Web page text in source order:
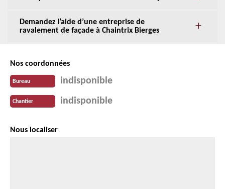
Demandez l’aide d’une entreprise de
ravalement de façade à Chaintrix Bierges
Nos coordonnées
Bureau indisponible
Chantier indisponible
Nous localiser